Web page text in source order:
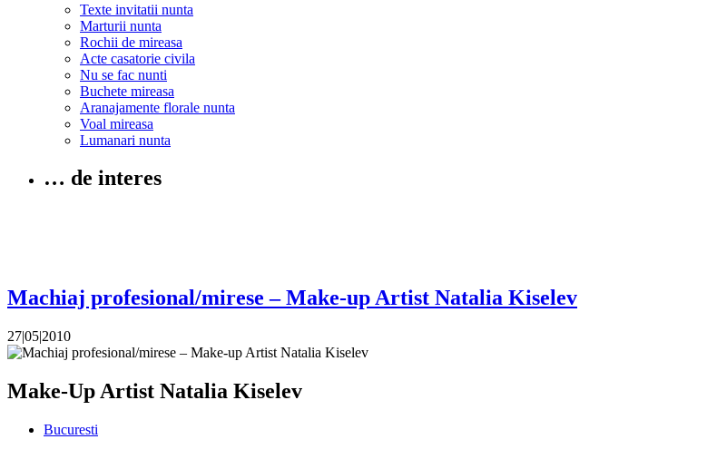
Texte invitatii nunta
Marturii nunta
Rochii de mireasa
Acte casatorie civila
Nu se fac nunti
Buchete mireasa
Aranajamente florale nunta
Voal mireasa
Lumanari nunta
… de interes
Machiaj profesional/mirese – Make-up Artist Natalia Kiselev
27|05|2010
Make-Up Artist Natalia Kiselev
Bucuresti